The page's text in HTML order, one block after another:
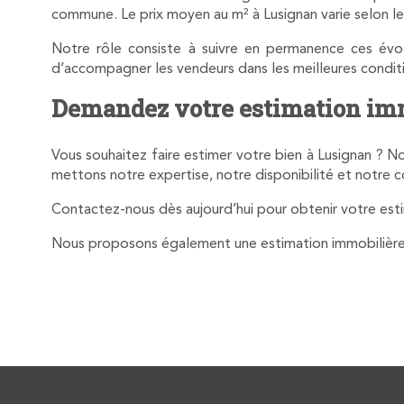
commune. Le prix moyen au m² à Lusignan varie
Notre rôle consiste à suivre en permanence ces
d’accompagner les vendeurs dans les meilleures
Demandez votre estimation
Vous souhaitez faire estimer votre bien à Lusignan ?
mettons notre expertise, notre disponibilité et notre
Contactez-nous dès aujourd’hui pour obtenir votre
Nous proposons également une estimation